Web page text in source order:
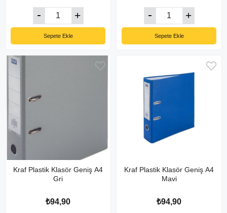
Sepete Ekle Sepete Ekle
Kraf Plastik Klasör Geniş A4
Gri
₺94,90
Kraf Plastik Klasör Geniş A4
Mavi
₺94,90